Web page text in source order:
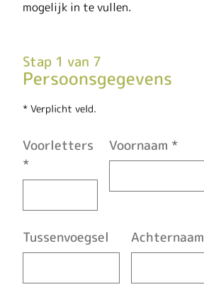
mogelijk in te vullen.
Stap 1 van 7
Persoonsgegevens
* Verplicht veld.
Voorletters
*
Voornaam *
Tussenvoegsel Achternaam